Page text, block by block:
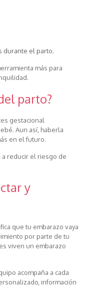
durante el parto.
más para
parto?
gestacional
Aun así, haberla
en el futuro.
reducir el riesgo de
y
que tu embarazo vaya
por parte de tu
viven un embarazo
acompaña a cada
información